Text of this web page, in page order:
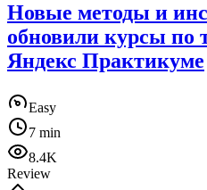
Новые методы и
обновили курсы по
Яндекс Практикуме
Easy
7 min
8.4K
Review